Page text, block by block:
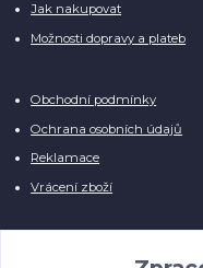
Jak nakupovat
Možnosti dopravy a plateb
Obchodní podmínky
Ochrana osobních údajů
Reklamace
Vrácení zboží